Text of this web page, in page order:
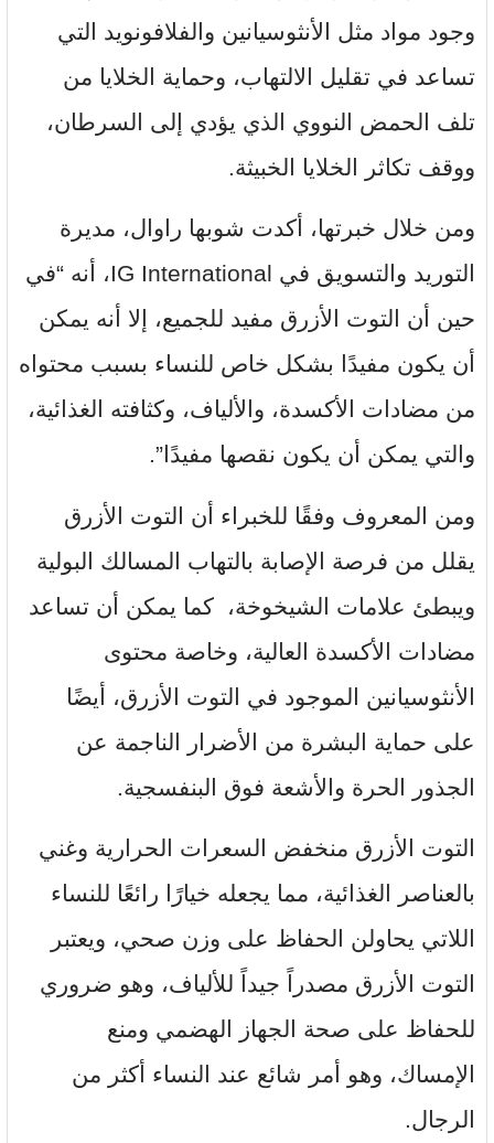
وجود مواد مثل الأنثوسيانين والفلافونويد التي
تساعد في تقليل الالتهاب، وحماية الخلايا من
تلف الحمض النووي الذي يؤدي إلى السرطان،
ووقف تكاثر الخلايا الخبيثة.
ومن خلال خبرتها، أكدت شوبها راوال، مديرة
التوريد والتسويق في IG International، أنه “في
حين أن التوت الأزرق مفيد للجميع، إلا أنه يمكن
أن يكون مفيدًا بشكل خاص للنساء بسبب محتواه
من مضادات الأكسدة، والألياف، وكثافته الغذائية،
والتي يمكن أن يكون نقصها مفيدًا”.
ومن المعروف وفقًا للخبراء أن التوت الأزرق
يقلل من فرصة الإصابة بالتهاب المسالك البولية
ويبطئ علامات الشيخوخة، كما يمكن أن تساعد
مضادات الأكسدة العالية، وخاصة محتوى
الأنثوسيانين الموجود في التوت الأزرق، أيضًا
على حماية البشرة من الأضرار الناجمة عن
الجذور الحرة والأشعة فوق البنفسجية.
التوت الأزرق منخفض السعرات الحرارية وغني
بالعناصر الغذائية، مما يجعله خيارًا رائعًا للنساء
اللاتي يحاولن الحفاظ على وزن صحي، ويعتبر
التوت الأزرق مصدراً جيداً للألياف، وهو ضروري
للحفاظ على صحة الجهاز الهضمي ومنع
الإمساك، وهو أمر شائع عند النساء أكثر من
الرجال.